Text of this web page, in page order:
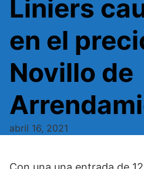
Liniers
en el
Novillo de
abril 16, 2021